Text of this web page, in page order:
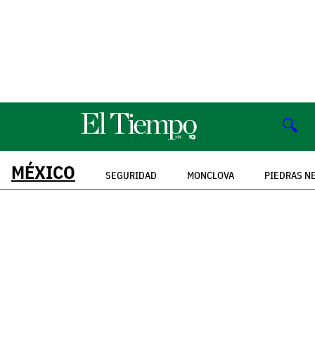
🔍
MÉXICO SEGURIDAD MONCLOVA PIEDRAS